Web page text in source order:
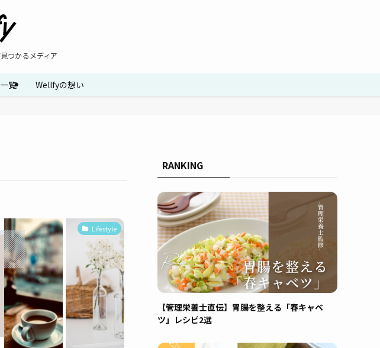
つかるメディア
覧 Wellfyの想い
Lifestyle
RANKING
【管理栄養士直伝】胃腸を整える「春キャベ
ツ」レシピ2選